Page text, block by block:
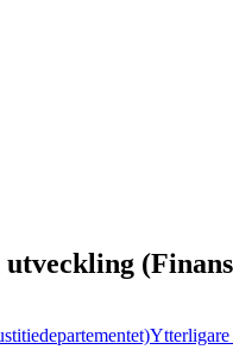
Ytterligare